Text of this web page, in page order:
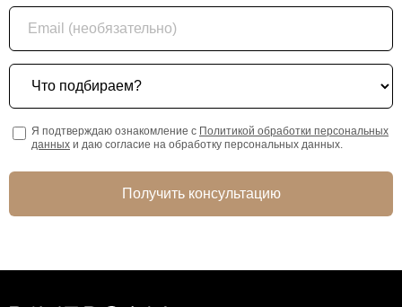
Email (необязательно)
Что подбираем?
Я подтверждаю ознакомление с Политикой обработки персональных
данных и даю согласие на обработку персональных данных.
Получить консультацию